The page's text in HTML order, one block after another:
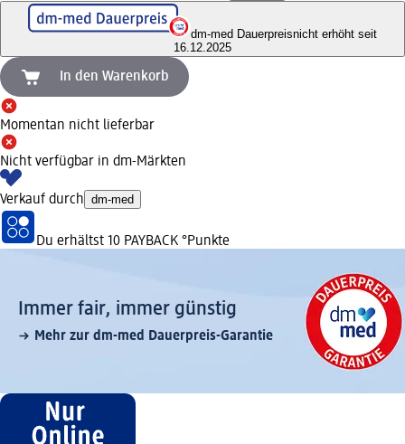
dm-med Dauerpreisnicht erhöht seit
16.12.2025
In den Warenkorb
Momentan nicht lieferbar
Nicht verfügbar in dm-Märkten
Verkauf durch dm-med
Du erhältst 10 PAYBACK °Punkte
Immer fair,­ immer günstig
Mehr zur dm-med Dauerpreis-Garantie